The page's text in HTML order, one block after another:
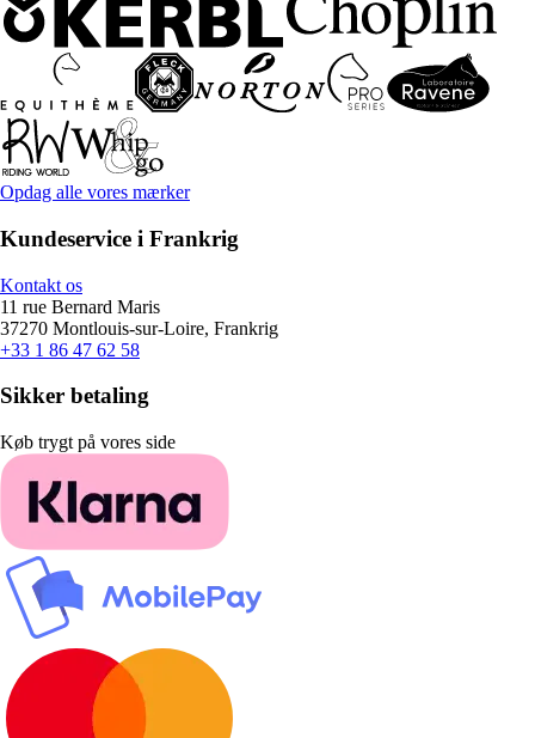
Opdag alle vores mærker
Kundeservice i Frankrig
Kontakt os
11 rue Bernard Maris
37270 Montlouis-sur-Loire, Frankrig
+33 1 86 47 62 58
Sikker betaling
Køb trygt på vores side